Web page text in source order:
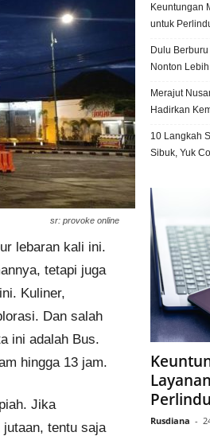
sr: provoke online
lebaran kali ini.
tetapi juga
Kuliner,
Dan salah
ini adalah Bus.
hingga 13 jam.
Jika
tentu saja
Keuntungan
untuk
Dulu
Nonton
Merajut
Hadirkan
10 Langkah
Sibuk, Yuk
Rusdiana -